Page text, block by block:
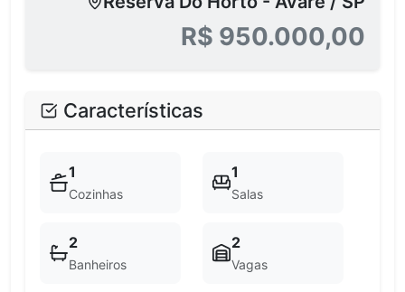
R$ 950.000,00
Características
1
Cozinhas
1
Salas
2
Banheiros
2
Vagas